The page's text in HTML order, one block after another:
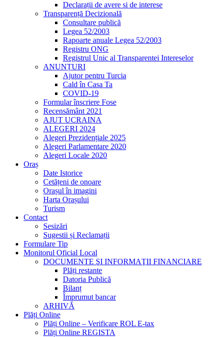
Declarații de avere si de interese
Transparență Decizională
Consultare publică
Legea 52/2003
Rapoarte anuale Legea 52/2003
Registru ONG
Registrul Unic al Transparentei Intereselor
ANUNȚURI
Ajutor pentru Turcia
Cald în Casa Ta
COVID-19
Formular înscriere Fose
Recensământ 2021
AJUT UCRAINA
ALEGERI 2024
Alegeri Prezidențiale 2025
Alegeri Parlamentare 2020
Alegeri Locale 2020
Oraș
Date Istorice
Cetățeni de onoare
Orașul în imagini
Harta Orașului
Turism
Contact
Sesizări
Sugestii și Reclamații
Formulare Tip
Monitorul Oficial Local
DOCUMENTE ŞI INFORMAŢII FINANCIARE
Plăți restante
Datoria Publică
Bilanț
Împrumut bancar
ARHIVĂ
Plăți Online
Plăți Online – Verificare ROL E-tax
Plăți Online REGISTA